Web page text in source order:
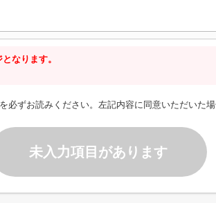
なります。
を必ずお読みください。左記内容に同意いただいた
未入力項目があります